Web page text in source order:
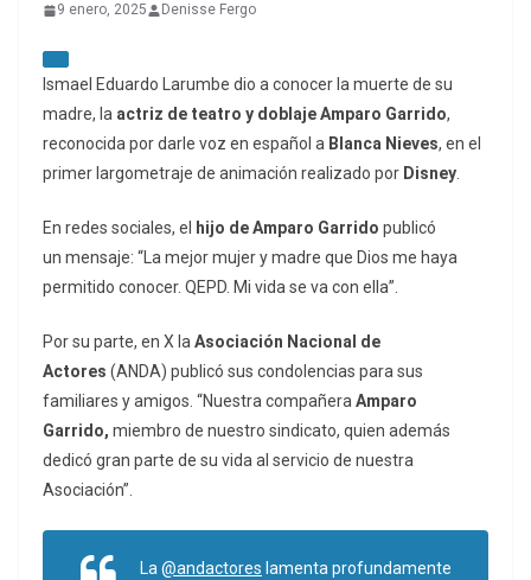
9 enero, 2025 Denisse Fergo
Ismael Eduardo Larumbe dio a conocer la muerte de su
madre, la actriz de teatro y doblaje Amparo Garrido,
reconocida por darle voz en español a Blanca Nieves, en el
primer largometraje de animación realizado por Disney
En redes sociales, el hijo de Amparo Garrido publicó
un mensaje: “La mejor mujer y madre que Dios me haya
permitido conocer. QEPD. Mi vida se va con ella”.
Por su parte, en X la Asociación Nacional de
Actores (ANDA) publicó sus condolencias para sus
familiares y amigos. “Nuestra compañera Amparo
Garrido, miembro de nuestro sindicato, quien además
dedicó gran parte de su vida al servicio de nuestra
Asociación”.
La @andactores lamenta profundamente